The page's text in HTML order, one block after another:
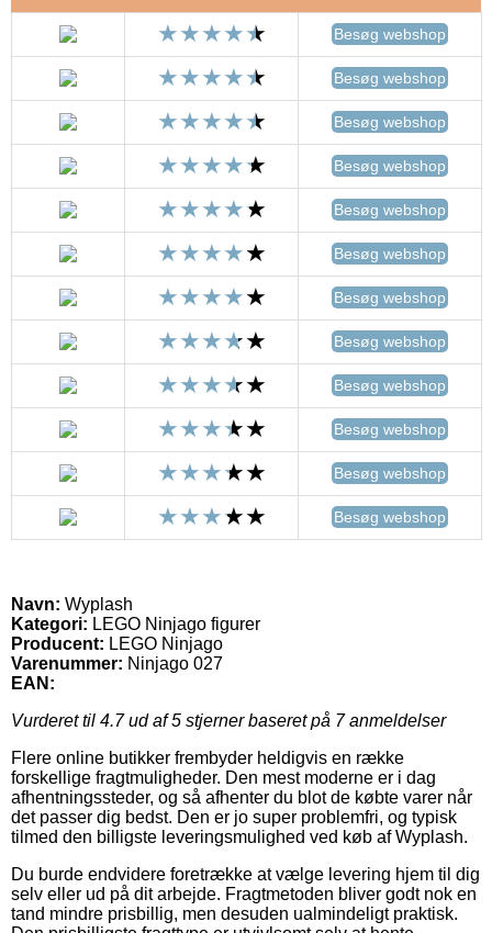
Besøg webshop
Besøg webshop
Besøg webshop
Besøg webshop
Besøg webshop
Besøg webshop
Besøg webshop
Besøg webshop
Besøg webshop
Besøg webshop
Besøg webshop
Besøg webshop
Navn: Wyplash
Kategori: LEGO Ninjago figurer
Producent: LEGO Ninjago
Varenummer: Ninjago 027
EAN:
Vurderet til 4.7ud af 5 stjerner baseret på 7anmeldelser
Flere online butikker frembyder heldigvis en række
forskellige fragtmuligheder. Den mest moderne er i dag
afhentningssteder, og så afhenter du blot de købte varer når
det passer dig bedst. Den er jo super problemfri, og typisk
tilmed den billigste leveringsmulighed ved køb af Wyplash.
Du burde endvidere foretrække at vælge levering hjem til dig
selv eller ud på dit arbejde. Fragtmetoden bliver godt nok en
tand mindre prisbillig, men desuden ualmindeligt praktisk.